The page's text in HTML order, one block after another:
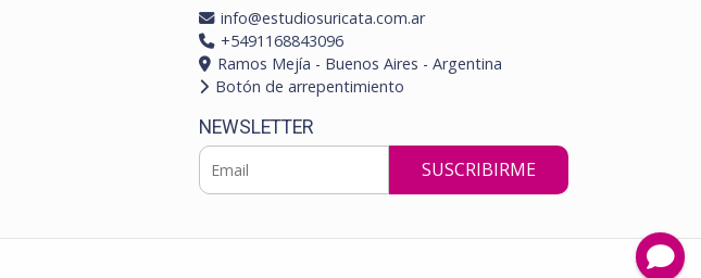
info@estudiosuricata.com.ar
+5491168843096
Ramos Mejía - Buenos Aires - Argentina
Botón de arrepentimiento
NEWSLETTER
SUSCRIBIRME